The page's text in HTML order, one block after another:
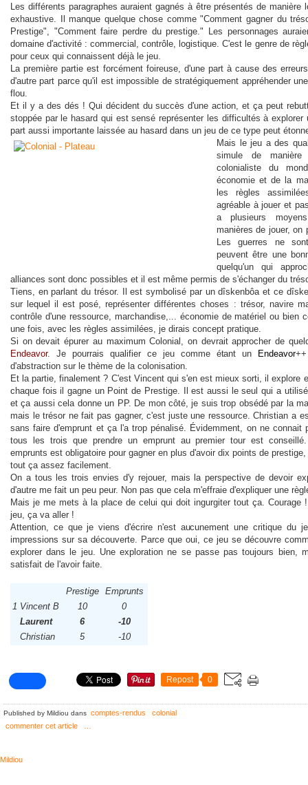
Les différents paragraphes auraient gagnés à être présentés de manière
exhaustive. Il manque quelque chose comme "Comment gagner du
Prestige", "Comment faire perdre du prestige." Les personnages
domaine d'activité : commercial, contrôle, logistique. C'est le genre de
pour ceux qui connaissent déjà le jeu.
La première partie est forcément foireuse, d'une part à cause des
d'autre part parce qu'il est impossible de stratégiquement appréhender
flou.
Et il y a des dés ! Qui décident du succès d'une action, et ça peut
stoppée par le hasard qui est sensé représenter les difficultés à explorer
part aussi importante laissée au hasard dans un jeu de ce type peut
Mais le jeu a des
simule de manière
colonialiste du
économie et de la
les règles
agréable à jouer et
a plusieurs
manières de jouer, on
Les guerres ne
peuvent être une
quelqu'un qui
alliances sont donc possibles et il est même permis de s'échanger du
Tiens, en parlant du trésor. Il est symbolisé par un dîskenbôa et ce
sur lequel il est posé, représenter différentes choses : trésor, navire
contrôle d'une ressource, marchandise,... économie de matériel ou bien
une fois, avec les règles assimilées, je dirais concept pratique.
Si on devait épurer au maximum Colonial, on devrait approcher de
Endeavor. Je pourrais qualifier ce jeu comme étant un Endeavor
d'abstraction sur le thème de la colonisation.
Et la partie, finalement ? C'est Vincent qui s'en est mieux sorti, il explore
chaque fois il gagne un Point de Prestige. Il est aussi le seul qui a
et ça aussi cela donne un PP. De mon côté, je suis trop obsédé par la
mais le trésor ne fait pas gagner, c'est juste une ressource. Christian a
sans faire d'emprunt et ça l'a trop pénalisé. Évidemment, on ne connait
tous les trois que prendre un emprunt au premier tour est
emprunts est obligatoire pour gagner en plus d'avoir dix points de
tout ça assez facilement.
On a tous les trois envies d'y rejouer, mais la perspective de devoir
d'autre me fait un peu peur. Non pas que cela m'effraie d'expliquer une
Mais je me mets à la place de celui qui doit ingurgiter tout ça. Courage
jeu, ça va aller !
Attention, ce que je viens d'écrire n'est aucunement une critique du
impressions sur sa découverte. Parce que oui, ce jeu se découvre
explorer dans le jeu. Une exploration ne se passe pas toujours bien,
satisfait de l'avoir faite.
Prestige Emprunts
1 Vincent B 10
0
Laurent
6
-10
Christian
5 -10
Repost 0
Published by Mildiou dans comptes-rendus
colonial
commenter cet article
Mildiou